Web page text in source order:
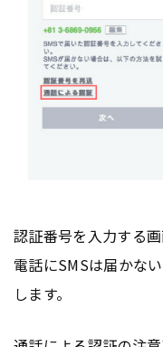
認証番号を入力する
電話にSMSは届かな
します。